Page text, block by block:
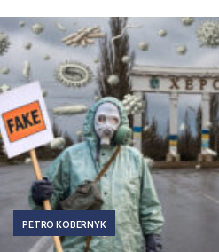
PETRO KOBERNYK